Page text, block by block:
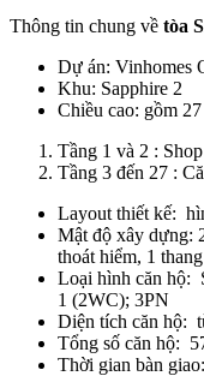
Thông tin chung về tòa
Dự án: Vinhomes
Khu: Sapphire 2
Chiều cao: gồm
Tầng 1 và 2 :
Tầng 3 đến 27 :
Layout thiết kế:
Mật độ xây dựng:
thoát hiểm, 1
Loại hình căn hộ:
1 (2WC); 3PN
Diện tích căn hộ:
Tổng số căn hộ:
Thời gian bàn